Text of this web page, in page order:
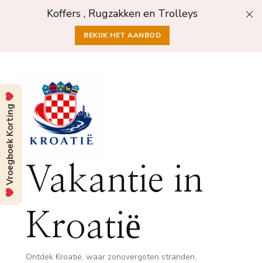
Koffers , Rugzakken en Trolleys
BEKIJK HET AANBOD
Vakantie in
Kroatië
Ontdek Kroatië, waar zonovergoten stranden,
Vroegboek Korting